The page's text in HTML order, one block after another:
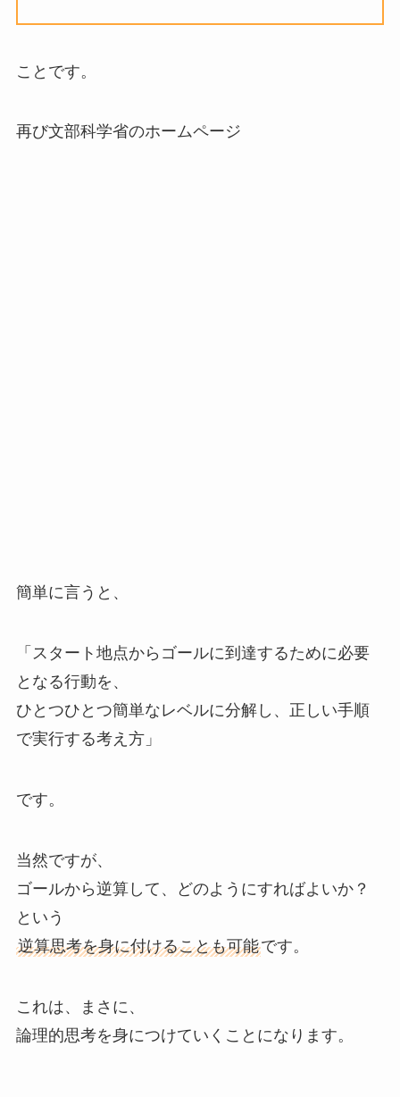
ことです。
再び文部科学省のホームページ
簡単に言うと、
「スタート地点からゴールに到達するために必要
となる行動を、
ひとつひとつ簡単なレベルに分解し、正しい手順
で実行する考え方」
です。
当然ですが、
ゴールから逆算して、どのようにすればよいか？
という
逆算思考を身に付けることも可能です。
これは、まさに、
論理的思考を身につけていくことになります。